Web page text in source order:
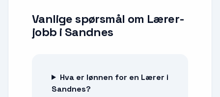
Vanlige spørsmål om Lærer-
jobb i Sandnes
Hva er lønnen for en Lærer i
Sandnes?